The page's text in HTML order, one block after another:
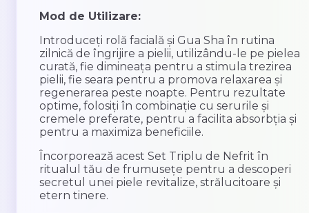
Mod de Utilizare:
Introduceți rolă facială și Gua Sha în rutina
zilnică de îngrijire a pielii, utilizându-le pe pielea
curată, fie dimineața pentru a stimula trezirea
pielii, fie seara pentru a promova relaxarea și
regenerarea peste noapte. Pentru rezultate
optime, folosiți în combinație cu serurile și
cremele preferate, pentru a facilita absorbția și
pentru a maximiza beneficiile.
Încorporează acest Set Triplu de Nefrit în
ritualul tău de frumusețe pentru a descoperi
secretul unei piele revitalize, strălucitoare și
etern tinere.